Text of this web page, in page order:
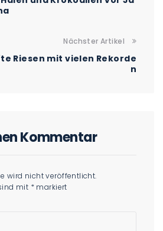
Nächster Artikel
Riesen mit vielen Rekorde
n
Kommentar
wird nicht veröffentlicht.
mit * markiert